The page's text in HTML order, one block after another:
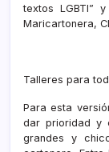
textos LGBTI”
Maricartonera,
Talleres para
Para esta
dar prioridad y
grandes y